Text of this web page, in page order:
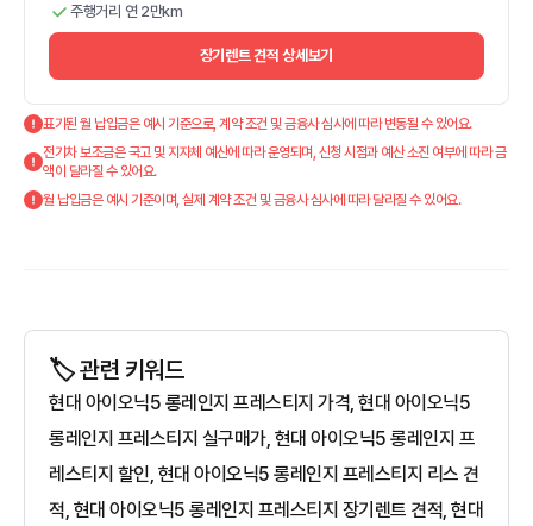
주행거리 연 2만km
장기렌트 견적 상세보기
표기된 월 납입금은 예시 기준으로, 계약 조건 및 금융사 심사에 따라 변동될 수 있어요.
전기차 보조금은 국고 및 지자체 예산에 따라 운영되며, 신청 시점과 예산 소진 여부에 따라 금
액이 달라질 수 있어요.
월 납입금은 예시 기준이며, 실제 계약 조건 및 금융사 심사에 따라 달라질 수 있어요.
🏷️ 관련 키워드
현대 아이오닉5 롱레인지 프레스티지 가격, 현대 아이오닉5
롱레인지 프레스티지 실구매가, 현대 아이오닉5 롱레인지 프
레스티지 할인, 현대 아이오닉5 롱레인지 프레스티지 리스 견
적, 현대 아이오닉5 롱레인지 프레스티지 장기렌트 견적, 현대